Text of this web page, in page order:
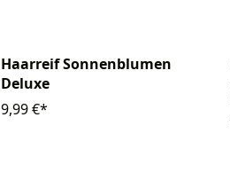
Haarreif Sonnenblumen
Deluxe
9,99 €*